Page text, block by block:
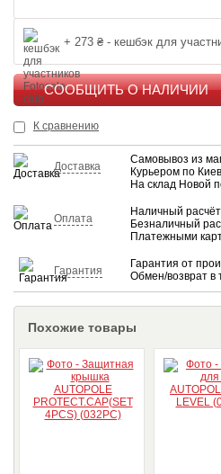
+ 273 ₴ - кешбэк для
К сравнению
Доставка
Самовывоз из
Курьером по
На склад Новой
Оплата
Наличный расчёт
Безналичный
Платежными
Гарантия
Гарантия от
Обмен/возврат в
Похожие товары